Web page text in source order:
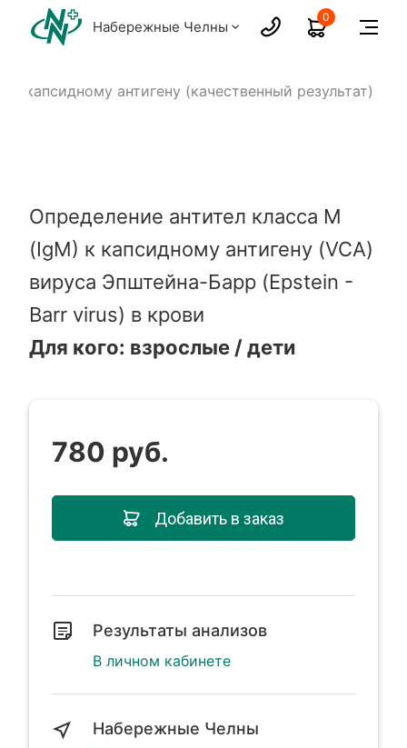
Набережные Челны
0
капсидному антигену (качественный результат)
Определение антител класса M
(IgM) к капсидному антигену (VCA)
вируса Эпштейна-Барр (Epstein -
Barr virus) в крови
Для кого: взрослые / дети
780 руб.
Добавить в заказ
Результаты анализов
В личном кабинете
Набережные Челны